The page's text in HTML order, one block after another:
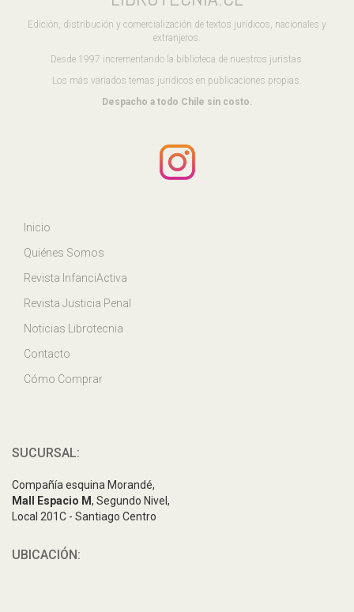
Edición, distribución y comercialización de textos jurídicos, nacionales y
extranjeros.
Desde 1997 incrementando la biblioteca de nuestros juristas.
Los más variados temas juridicos en publicaciones propias.
Despacho a todo Chile sin costo.
Inicio
Quiénes Somos
Revista InfanciActiva
Revista Justicia Penal
Noticias Librotecnia
Contacto
Cómo Comprar
SUCURSAL:
Compañía esquina Morandé,
Mall Espacio M, Segundo Nivel,
Local 201C - Santiago Centro
UBICACIÓN: